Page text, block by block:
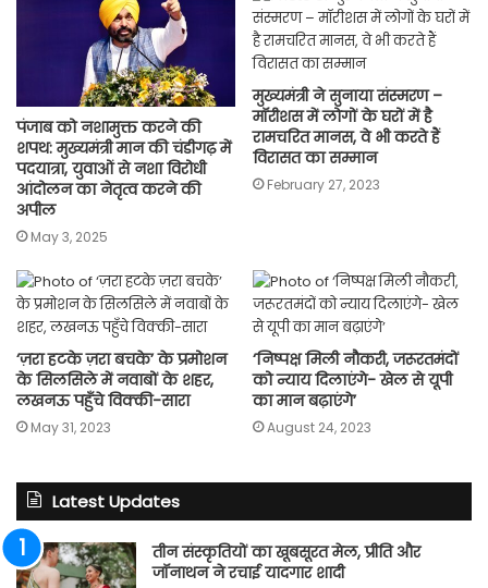
पंजाब को नशामुक्त करने की
शपथ: मुख्यमंत्री मान की चंडीगढ़ में
पदयात्रा, युवाओं से नशा विरोधी
आंदोलन का नेतृत्व करने की
अपील
May 3, 2025
मुख्यमंत्री ने सुनाया संस्मरण –
मॉरीशस में लोगों के घरों में है
रामचरित मानस, वे भी करते हैं
विरासत का सम्मान
February 27, 2023
‘ज़रा हटके ज़रा बचके’ के प्रमोशन
के सिलसिले में नवाबों के शहर,
लखनऊ पहुँचे विक्की-सारा
May 31, 2023
‘निष्पक्ष मिली नौकरी, जरूरतमंदों
को न्याय दिलाएंगे- खेल से यूपी
का मान बढ़ाएंगे’
August 24, 2023
Latest Updates
तीन संस्कृतियों का खूबसूरत मेल, प्रीति और
जॉनाथन ने रचाई यादगार शादी